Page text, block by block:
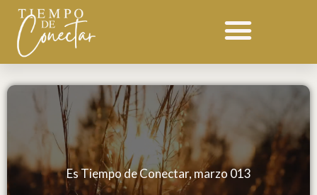
contenido
Es Tiempo de Conectar, marzo 013